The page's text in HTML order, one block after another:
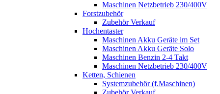
Maschinen Netzbetrieb 230/400V
Forstzubehör
Zubehör Verkauf
Hochentaster
Maschinen Akku Geräte im Set
Maschinen Akku Geräte Solo
Maschinen Benzin 2-4 Takt
Maschinen Netzbetrieb 230/400V
Ketten, Schienen
Systemzubehör (f.Maschinen)
Zubehör Verkauf